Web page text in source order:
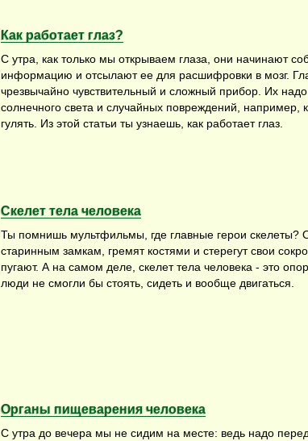
Как работает глаз?
С утра, как только мы открываем глаза, они начинают
информацию и отсылают ее для расшифровки в мозг.
чрезвычайно чувствительный и сложный прибор. Их надо
солнечного света и случайных повреждений, например,
гулять. Из этой статьи ты узнаешь, как работает глаз.
Скелет тела человека
Ты помнишь мультфильмы, где главные герои скелеты?
старинным замкам, гремят костями и стерегут свои
пугают. А на самом деле, скелет тела человека - это
люди не смогли бы стоять, сидеть и вообще двигаться.
Органы пищеварения человека
С утра до вечера мы не сидим на месте: ведь надо